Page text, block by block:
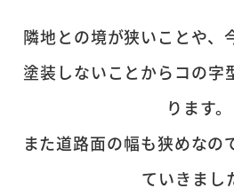
隣地との境が狭いことや、
塗装しないことからコの字
ります。
また道路面の幅も狭めなの
ていきまし